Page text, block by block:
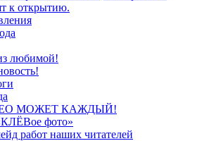
к открытию.
любимой!
МОЖЕТ КАЖДЫЙ!
фото»
работ наших читателей